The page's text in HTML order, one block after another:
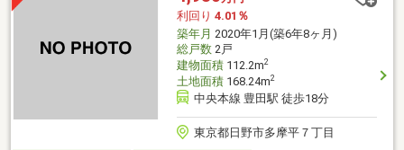
利回り 4.01％
築年月 2020年1月(築6年8ヶ月)
総戸数2戸
建物面積112.2m2
土地面積168.24m2
中央本線 豊田駅 徒歩18分
東京都日野市多摩平７丁目